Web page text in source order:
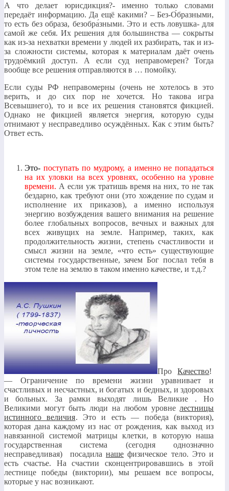
А что делает юрисдикция?- именно только словами
передаёт информацию. Да ещё какими? – Без-О́бразными,
то есть без образа, безобра́зными. Это и есть ловушка- для
самой же себя. Их решения для большинства — сокрыты
как из-за нехватки времени у людей их разбирать, так и из-
за сложности системы, которая к материалам даёт очень
трудоёмкий доступ. А если суд неправомерен? Тогда
вообще все решения отправляются в … помойку.
Если суды РФ неправомерны (очень не хотелось в это
верить, и до сих пор не хочется. Но такова игра
Всевышнего), то и все их решения становятся фикцией.
Однако не фикцией является энергия, которую суды
отнимают у несправедливо осуждённых. Как с этим быть?
Ответ есть.
Это- поступать по мудрому, а именно не попадаться
на их уловки на всех уровнях, особенно на уровне
времени. А если уж тратишь время на них, то не так
бездарно, как требуют они (это хождение по судам и
исполнение их приказов), а именно используя
энергию возбуждения вашего внимания на решение
более глобальных вопросов, вечных и важных для
всех живущих на земле. Например, таких, как
продолжительность жизни, степень счастливости и
смысл жизни на земле, «что есть» существующие
системы государственные, зачем Бог послал тебя в
этом теле на землю в таком именно качестве, и т.д.?
ПроКачество!
— Ограничение по времени жизни уравнивает и
счастливых и несчастных, и богатых и бедных, и здоровых
и больных. За рамки выходят лишь Великие . Но
Великими могут быть люди на любом уровнелестницы
истинного величия. Это и есть — победа (виктория),
которая дана каждому из нас от рождения, как выход из
навязанной системой матрицы клетки, в которую наша
государственная система (сегодня однозначно
несправедливая) посадиланаше физическое тело. Это и
есть счастье. На счастии сконцентрировавшись в этой
лестнице победы (виктории), мы решаем все вопросы,
которые у нас возникают.